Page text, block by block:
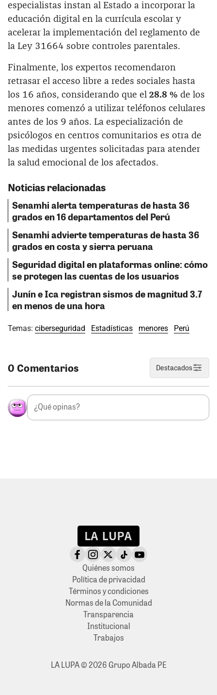
especialistas instan al Estado a incorporar la
educación digital en la currícula escolar y
acelerar la implementación del reglamento de
la Ley 31664 sobre controles parentales.
Finalmente, los expertos recomendaron
retrasar el acceso libre a redes sociales hasta
los 16 años, considerando que el 28.8 % de los
menores comenzó a utilizar teléfonos celulares
antes de los 9 años. La especialización de
psicólogos en centros comunitarios es otra de
las medidas urgentes solicitadas para atender
la salud emocional de los afectados.
Noticias relacionadas
Senamhi alerta temperaturas de hasta 36
grados en 16 departamentos del Perú
Senamhi advierte temperaturas de hasta 36
grados en costa y sierra peruana
Seguridad digital en plataformas online: cómo
se protegen las cuentas de los usuarios
Junín e Ica registran sismos de magnitud 3.7
en menos de una hora
Temas: ciberseguridad Estadísticas menores Perú
0 Comentarios Destacados
Quiénes somos
Política de privacidad
Términos y condiciones
Normas de la Comunidad
Transparencia
Institucional
Trabajos
LA LUPA © 2026 Grupo Albada PE